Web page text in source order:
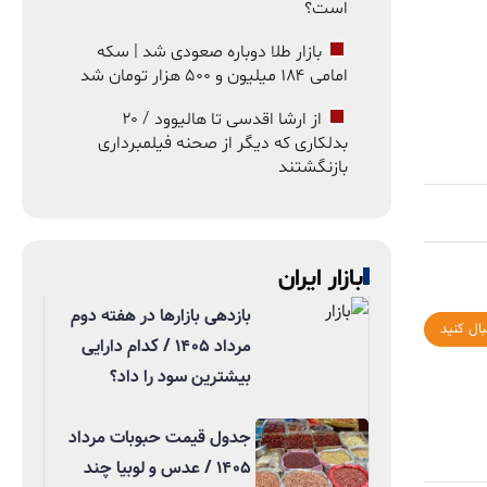
کنید
است؟
بازار طلا دوباره صعودی شد | سکه
امامی ۱۸۴ میلیون و ۵۰۰ هزار تومان شد
از ارشا اقدسی تا هالیوود / ۲۰
بدلکاری که دیگر از صحنه فیلمبرداری
بازنگشتند
بازار ایران
بازدهی بازارها در هفته دوم
مرداد ۱۴۰۵ / کدام دارایی
بیشترین سود را داد؟
جدول قیمت حبوبات مرداد
۱۴۰۵ / عدس و لوبیا چند